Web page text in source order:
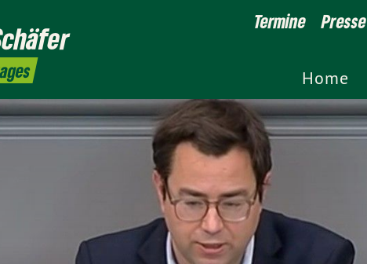
Termine Presse
Home